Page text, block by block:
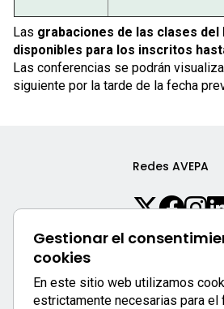
Las grabaciones de las clases del
disponibles para los inscritos
Las conferencias se podrán
siguiente por la tarde de la fecha
Gestionar el
cookies
En este sitio web utilizamos
estrictamente necesarias para el
Redes AVEPA